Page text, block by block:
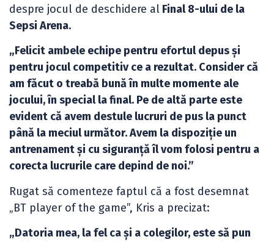
despre jocul de deschidere al Final 8-ului de la
Sepsi Arena.
„Felicit ambele echipe pentru efortul depus și
pentru jocul competitiv ce a rezultat. Consider că
am făcut o treabă bună în multe momente ale
jocului, în special la final. Pe de altă parte este
evident că avem destule lucruri de pus la punct
până la meciul următor. Avem la dispoziție un
antrenament și cu siguranță îl vom folosi pentru a
corecta lucrurile care depind de noi.”
Rugat să comenteze faptul că a fost desemnat
„BT player of the game”, Kris a precizat:
„Datoria mea, la fel ca și a colegilor, este să pun